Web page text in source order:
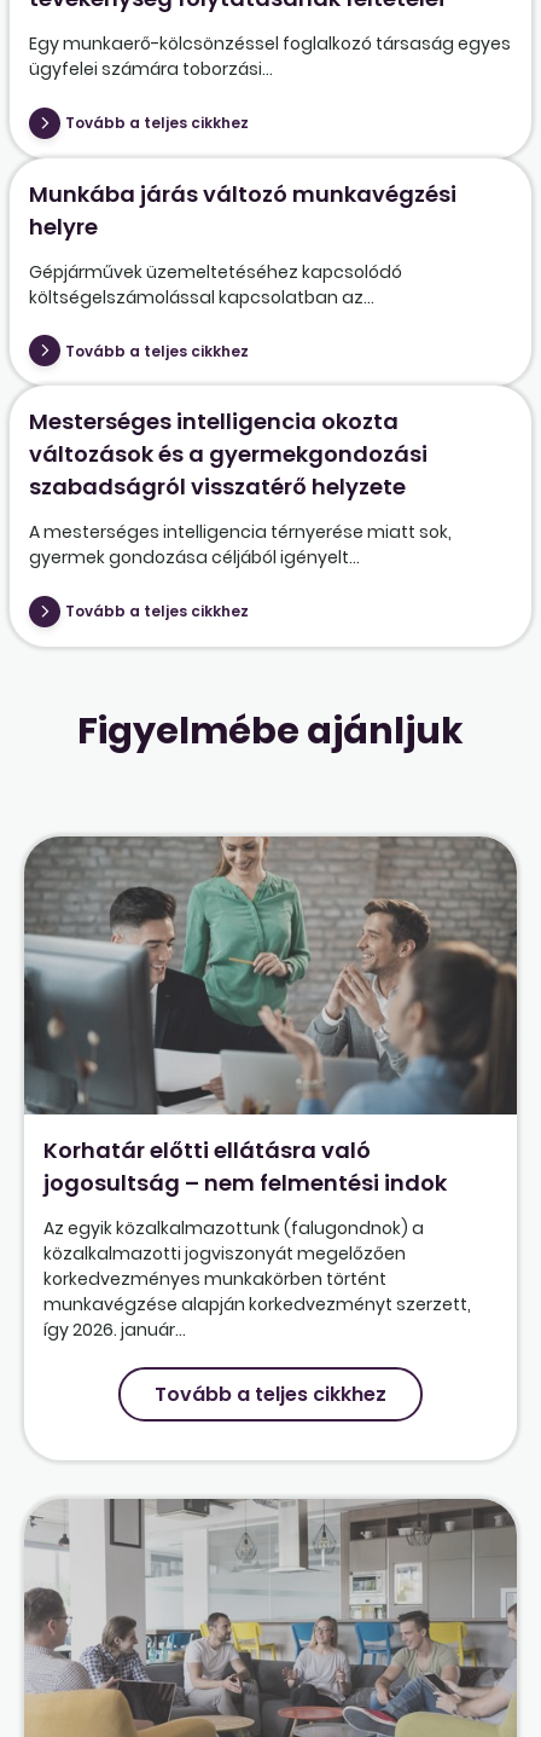
Egy munkaerő-kölcsönzéssel foglalkozó társaság egyes
ügyfelei számára toborzási...
Tovább a teljes cikkhez
Munkába járás változó munkavégzési
helyre
Gépjárművek üzemeltetéséhez kapcsolódó
költségelszámolással kapcsolatban az...
Tovább a teljes cikkhez
Mesterséges intelligencia okozta
változások és a gyermekgondozási
szabadságról visszatérő helyzete
A mesterséges intelligencia térnyerése miatt sok,
gyermek gondozása céljából igényelt...
Tovább a teljes cikkhez
Figyelmébe ajánljuk
Korhatár előtti ellátásra való
jogosultság – nem felmentési indok
Az egyik közalkalmazottunk (falugondnok) a
közalkalmazotti jogviszonyát megelőzően
korkedvezményes munkakörben történt
munkavégzése alapján korkedvezményt szerzett,
így 2026. január...
Tovább a teljes cikkhez